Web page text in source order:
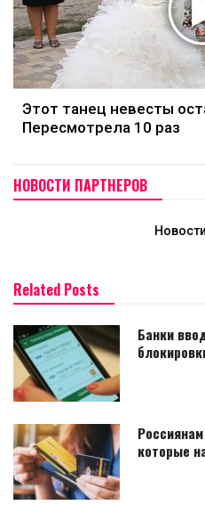
Этот танец невесты
Пересмотрела 10 раз
НОВОСТИ ПАРТНЕРОВ
Related Posts
Банки
которые